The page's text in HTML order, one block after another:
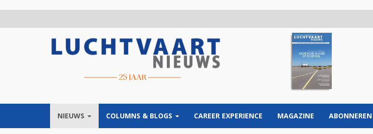
NIEUWS COLUMNS & BLOGS CAREER EXPERIENCE MAGAZINE ABONNEREN